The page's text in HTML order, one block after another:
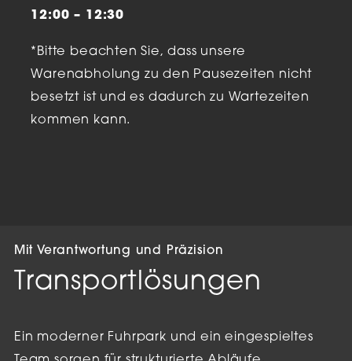
12:00 – 12:30
*Bitte beachten Sie, dass unsere
Warenabholung zu den Pausezeiten nicht
besetzt ist und es dadurch zu Wartezeiten
kommen kann.
Mit Verantwortung und Präzision
Transportlösungen
Ein moderner Fuhrpark und ein eingespieltes